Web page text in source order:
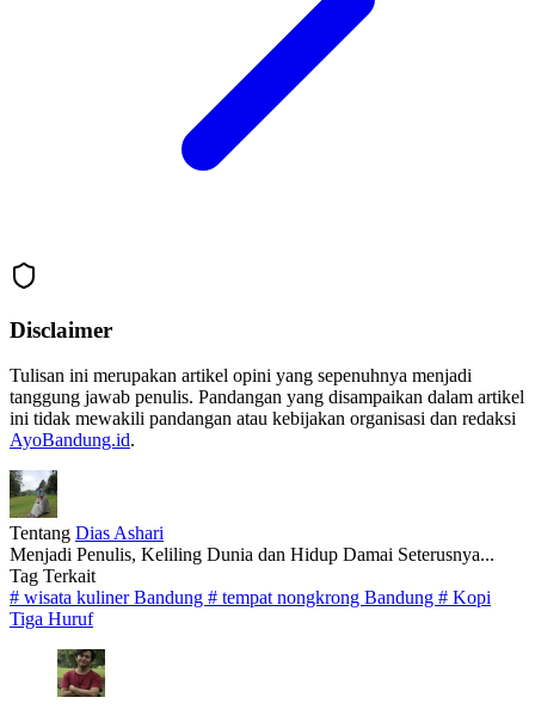
Disclaimer
Tulisan ini merupakan artikel opini yang sepenuhnya menjadi
tanggung jawab penulis. Pandangan yang disampaikan dalam artikel
ini tidak mewakili pandangan atau kebijakan organisasi dan redaksi
AyoBandung.id.
Tentang Dias Ashari
Menjadi Penulis, Keliling Dunia dan Hidup Damai Seterusnya...
Tag Terkait
# wisata kuliner Bandung # tempat nongkrong Bandung # Kopi
Tiga Huruf